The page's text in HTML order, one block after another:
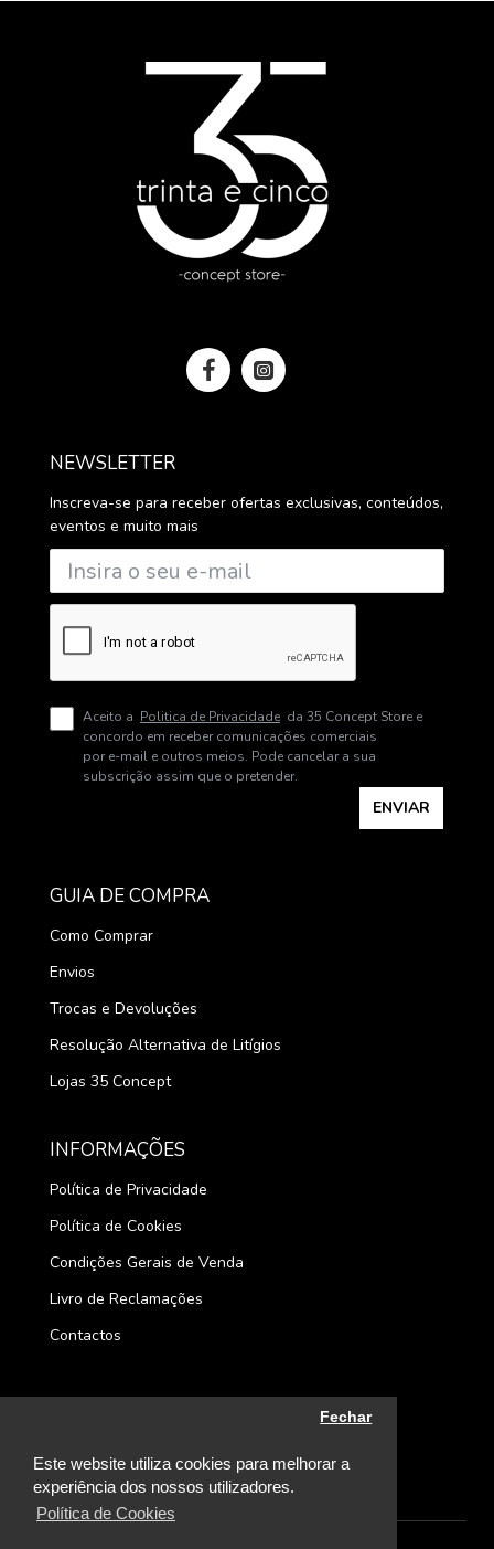
Este website utiliza cookies para melhorar a
experiência dos nossos utilizadores.
Política de Cookies
Fechar
NEWSLETTER
Inscreva-se para receber ofertas exclusivas, conteúdos,
eventos e muito mais
Aceito a Politica de Privacidade da 35 Concept Store e
concordo em receber comunicações comerciais
por e-mail e outros meios. Pode cancelar a sua
subscrição assim que o pretender.
ENVIAR
GUIA DE COMPRA
Como Comprar
Envios
Trocas e Devoluções
Resolução Alternativa de Litígios
Lojas 35 Concept
INFORMAÇÕES
Política de Privacidade
Política de Cookies
Condições Gerais de Venda
Livro de Reclamações
Contactos